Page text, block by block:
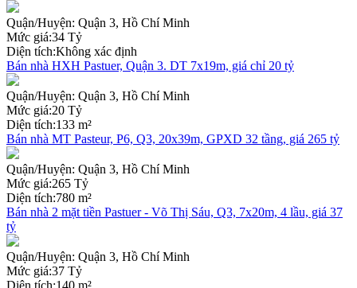
Quận/Huyện: Quận 3, Hồ Chí Minh
Mức giá:34 Tỷ
Diện tích:Không xác định
Bán nhà HXH Pastuer, Quận 3. DT 7x19m, giá chỉ 20 tỷ
Quận/Huyện: Quận 3, Hồ Chí Minh
Mức giá:20 Tỷ
Diện tích:133 m²
Bán nhà MT Pasteur, P6, Q3, 20x39m, GPXD 32 tầng, giá 265 tỷ
Quận/Huyện: Quận 3, Hồ Chí Minh
Mức giá:265 Tỷ
Diện tích:780 m²
Bán nhà 2 mặt tiền Pastuer - Võ Thị Sáu, Q3, 7x20m, 4 lầu, giá 37
tỷ
Quận/Huyện: Quận 3, Hồ Chí Minh
Mức giá:37 Tỷ
Diện tích:140 m²